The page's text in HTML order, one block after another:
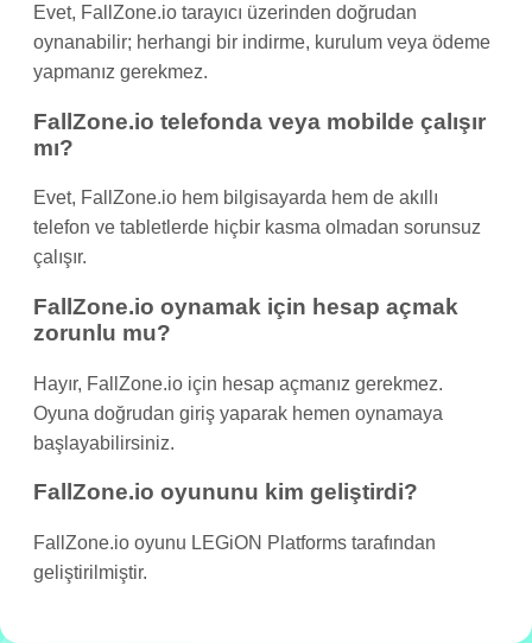
Evet, FallZone.io tarayıcı üzerinden doğrudan
oynanabilir; herhangi bir indirme, kurulum veya ödeme
yapmanız gerekmez.
FallZone.io telefonda veya mobilde çalışır
mı?
Evet, FallZone.io hem bilgisayarda hem de akıllı
telefon ve tabletlerde hiçbir kasma olmadan sorunsuz
çalışır.
FallZone.io oynamak için hesap açmak
zorunlu mu?
Hayır, FallZone.io için hesap açmanız gerekmez.
Oyuna doğrudan giriş yaparak hemen oynamaya
başlayabilirsiniz.
FallZone.io oyununu kim geliştirdi?
FallZone.io oyunu LEGiON Platforms tarafından
geliştirilmiştir.